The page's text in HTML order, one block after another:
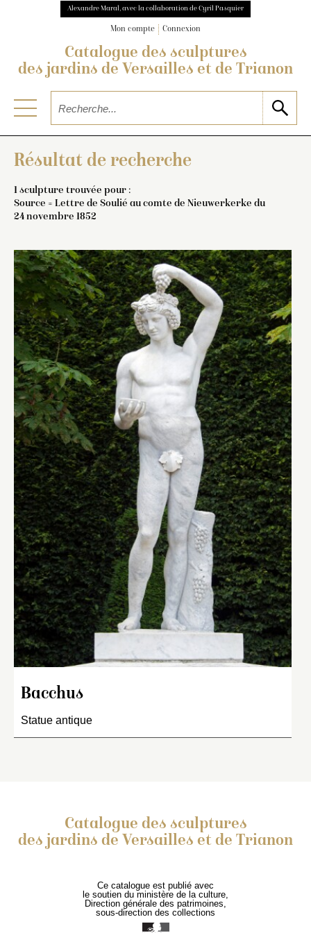
Alexandre Maral, avec la collaboration de Cyril Pasquier
Mon compte Connexion
Catalogue des sculptures
des jardins de Versailles et de Trianon
Résultat de recherche
1 sculpture trouvée pour :
Source = Lettre de Soulié au comte de Nieuwerkerke du
24 novembre 1852
Bacchus
Statue antique
Catalogue des sculptures
des jardins de Versailles et de Trianon
Ce catalogue est publié avec
le soutien du ministère de la culture,
Direction générale des patrimoines,
sous-direction des collections